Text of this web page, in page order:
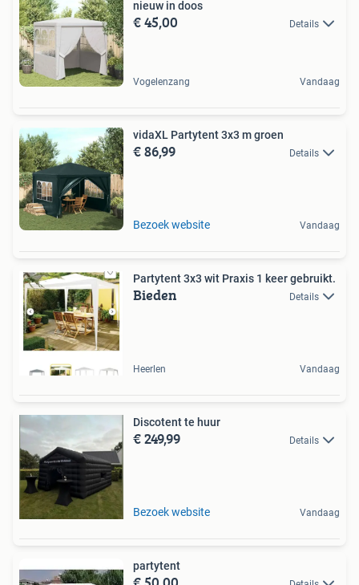
nieuw in doos
€ 45,00 Details
Vogelenzang Vandaag
vidaXL Partytent 3x3 m groen
€ 86,99 Details
Bezoek website Vandaag
Partytent 3x3 wit Praxis 1 keer gebruikt.
Bieden Details
Heerlen Vandaag
Discotent te huur
€ 249,99 Details
Bezoek website Vandaag
partytent